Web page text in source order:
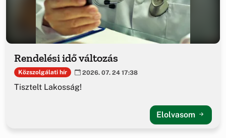
Rendelési idő változás
Közszolgálati hír 2026. 07. 24 17:38
Tisztelt Lakosság!
Elolvasom